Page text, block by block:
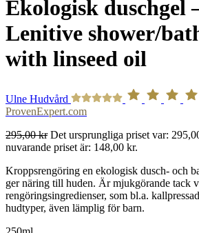
Ekologisk duschgel
Lenitive shower/
with linseed oil
Ulne Hudvård
ProvenExpert.com
295,00kr Det ursprungliga priset var:
nuvarande priset är: 148,00 kr.
Kroppsrengöring en ekologisk dusch- och
ger näring till huden. Är mjukgörande tack
rengöringsingredienser, som bl.a.
hudtyper, även lämplig för barn.